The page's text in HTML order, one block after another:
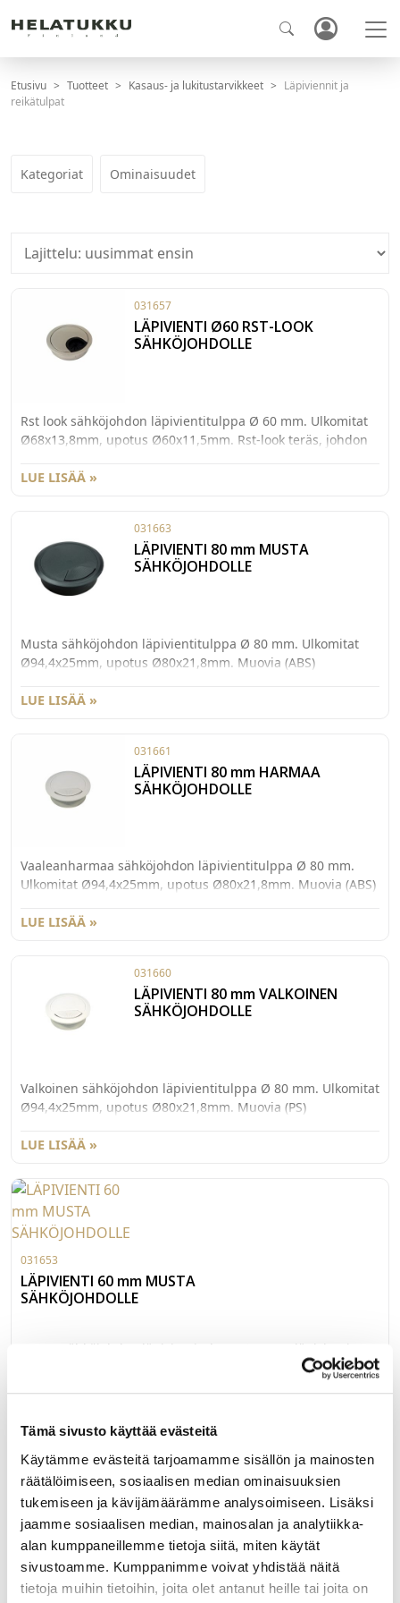
Tämä sivusto käyttää evästeitä
Käytämme evästeitä tarjoamamme sisällön ja mainosten
räätälöimiseen, sosiaalisen median ominaisuuksien
tukemiseen ja kävijämäärämme analysoimiseen. Lisäksi
jaamme sosiaalisen median, mainosalan ja analytiikka-
alan kumppaneillemme tietoja siitä, miten käytät
sivustoamme. Kumppanimme voivat yhdistää näitä
tietoja muihin tietoihin, joita olet antanut heille tai joita on
Etusivu Tuotteet Kasaus- ja lukitustarvikkeet
Läpiviennit ja
reikätulpat
Kategoriat Ominaisuudet
031657
LÄPIVIENTI Ø60 RST-LOOK
SÄHKÖJOHDOLLE
Rst look sähköjohdon läpivientitulppa Ø 60 mm. Ulkomitat
Ø68x13,8mm, upotus Ø60x11,5mm. Rst-look teräs, johdon
LUE LISÄÄ »
031663
LÄPIVIENTI 80 mm MUSTA
SÄHKÖJOHDOLLE
Musta sähköjohdon läpivientitulppa Ø 80 mm. Ulkomitat
Ø94,4x25mm, upotus Ø80x21,8mm. Muovia (ABS)
LUE LISÄÄ »
031661
LÄPIVIENTI 80 mm HARMAA
SÄHKÖJOHDOLLE
Vaaleanharmaa sähköjohdon läpivientitulppa Ø 80 mm.
Ulkomitat Ø94,4x25mm, upotus Ø80x21,8mm. Muovia (ABS)
LUE LISÄÄ »
031660
LÄPIVIENTI 80 mm VALKOINEN
SÄHKÖJOHDOLLE
Valkoinen sähköjohdon läpivientitulppa Ø 80 mm. Ulkomitat
Ø94,4x25mm, upotus Ø80x21,8mm. Muovia (PS)
LUE LISÄÄ »
031653
LÄPIVIENTI 60 mm MUSTA
SÄHKÖJOHDOLLE
Musta sähköjohdon läpivientitulppa Ø60mm, läpivienti
jousella. Helan ulkomitat Ø 72 x 23,3 mm, upotus
031652
LÄPIVIENTI 60 mm HARMAA
SÄHKÖJOHDOLLE